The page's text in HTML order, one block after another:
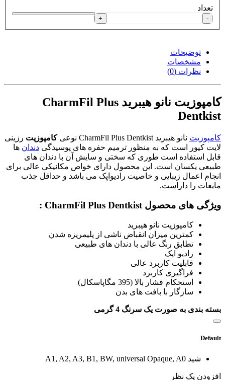
تعداد
-
+
توضیحات
مشخصات
نظرات (0)
کامپوزیت نانو هیبرید CharmFil Plus
Dentkist
کامپوزیت نانو هیبرید CharmFil Plus Dentkist نوعی کامپوزیت رزینی
لایت کیور است که به منظور ترمیم حفره های پوسیدگی دندان ها
قابل استفاده است طوری که سختی و سایش آن با دندان های
طبیعی یکسان است. این محصول دارای خواص مکانیکی عالی برای
انجام اعمال زیبایی و خاصیت رادیواپک می باشد و حداقل جذب
مایعات را داراست.
ویژگی های محصول CharmFil Plus Dentkist :
کامپوزیت نانو هیبرید
کمترین میزان انقباض ناشی از پلیمریزه شدن
تطابق رنگ عالی با دندان های طبیعی
رادیو اپک
قابلیت کاربرد عالی
فراگیری کاربرد
استحکام فشار بالا (395 مگاپاسکال)
سازگار با بافت های بدن
بسته بندی به صورت یک سرنگ 4 گرمی
Default
شید A1, A2, A3, B1, BW, universal Opaque, A0
افزودن یک نظر